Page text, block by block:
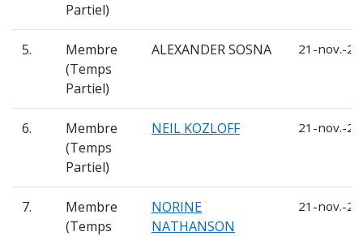
Partiel)
5.
Membre
(Temps
Partiel)
ALEXANDER SOSNA 21-nov.-
6.
Membre
(Temps
Partiel)
NEIL KOZLOFF 21-nov.-
7.
Membre
(Temps
NORINE
NATHANSON
21-nov.-